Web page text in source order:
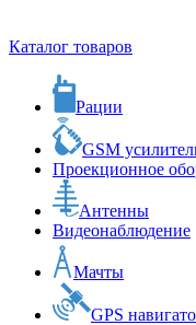
Каталог товаров
Рации
GSM
Проекционное
Антенны
Видеонаблюдение
Мачты
GPS